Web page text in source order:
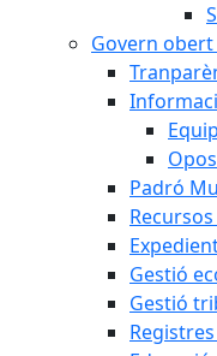
Govern
Padró
Gestió
Gestió